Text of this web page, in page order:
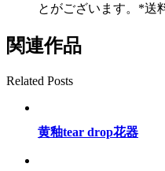
とがございます。*送
関連作品
Related Posts
黄釉tear drop花器